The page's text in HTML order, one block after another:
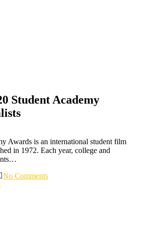
Student Academy
Awards is an international student film
in 1972. Each year, college and
No Comments